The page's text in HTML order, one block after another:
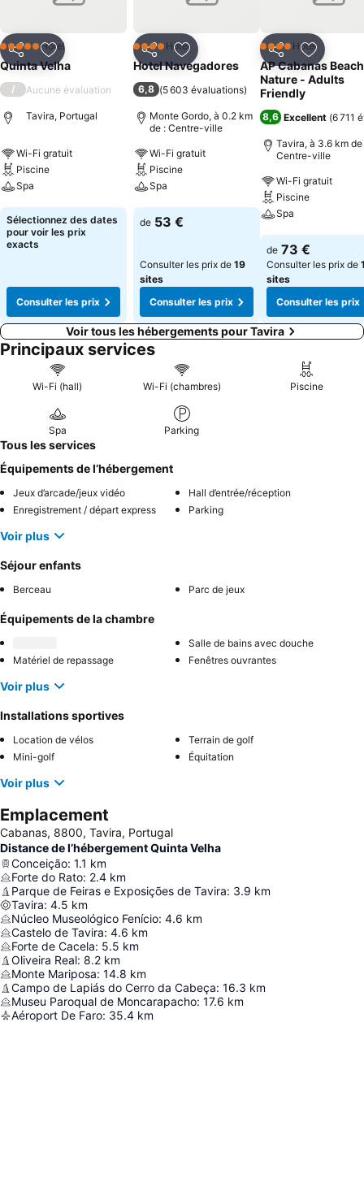
PartagerAjouter à mes favoris
5 Étoiles Hôtel
Quinta Velha
/ Aucune évaluation
Tavira, Portugal
Wi-Fi gratuit
Piscine
Spa
Consulter les prix
Sélectionnez des dates
pour voir les prix
exacts
Consulter les prix
PartagerAjouter à mes favoris
4 ÉtoilesHôtel
Hotel Navegadores
6,8 (5 603 évaluations)
Monte Gordo, à 0.2 km
de : Centre-ville
Wi-Fi gratuit
Piscine
Spa
Consulter les prix
de 53 €
Consulter les prix de 19
sites
Consulter les prix
PartagerAjouter
4 ÉtoilesHôtel
AP Cabanas
Nature - Adults
Friendly
8,6 Excellent (6 711
Tavira, à 3.6 km de
Centre-ville
Wi-Fi gratuit
Piscine
Spa
Consulter les
de 73 €
Consulter les prix de
sites
Consulter les prix
Voir tous les hébergements pour Tavira
Principaux services
Wi-Fi (hall) Wi-Fi (chambres) Piscine
Spa Parking
Tous les services
Équipements de l’hébergement
Jeux d’arcade/jeux vidéo
Hall d’entrée/réception
Enregistrement / départ express
Parking
Voir plus
Séjour enfants
Berceau Parc de jeux
Équipements de la chambre
Salle de bains avec douche
Matériel de repassage
Fenêtres ouvrantes
Voir plus
Installations sportives
Location de vélos
Terrain de golf
Mini-golf
Équitation
Voir plus
Emplacement
Cabanas, 8800, Tavira, Portugal
Distance de l’hébergement Quinta Velha
Conceição: 1.1 km
Forte do Rato: 2.4 km
Parque de Feiras e Exposições de Tavira: 3.9 km
Tavira: 4.5 km
Núcleo Museológico Fenício: 4.6 km
Castelo de Tavira: 4.6 km
Forte de Cacela: 5.5 km
Oliveira Real: 8.2 km
Monte Mariposa: 14.8 km
Campo de Lapiás do Cerro da Cabeça: 16.3 km
Museu Paroqual de Moncarapacho: 17.6 km
Aéroport De Faro: 35.4 km